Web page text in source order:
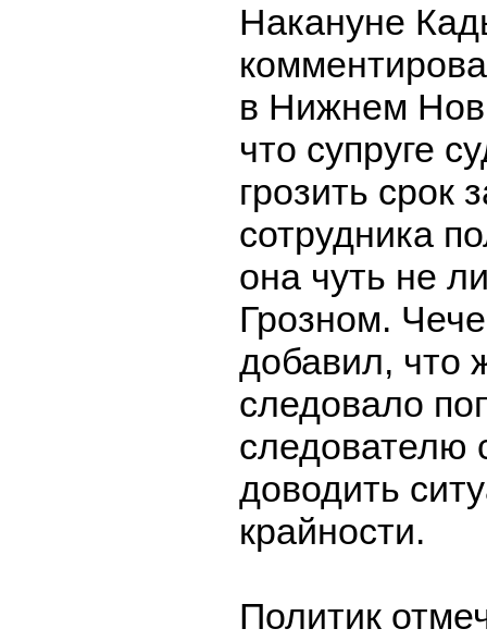
Накануне
в Нижнем
что супруге
грозить срок
сотрудника
она чуть не
Грозном.
добавил, что
следовало
следователю
доводить
крайности.
Политик